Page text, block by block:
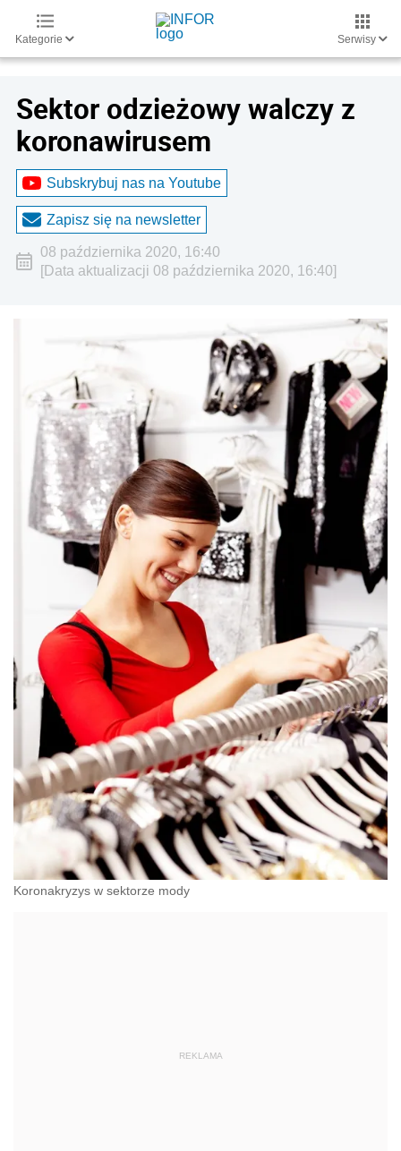
Kategorie Serwisy
Sektor odzieżowy walczy z
koronawirusem
Subskrybuj nas na Youtube
Zapisz się na newsletter
08 października 2020, 16:40
[Data aktualizacji 08 października 2020, 16:40]
Koronakryzys w sektorze mody